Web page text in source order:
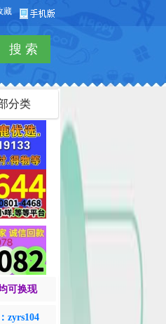
本站可以免费发布微商货源信息，免费
藏
搜 索
分类
可换现
zyrs104